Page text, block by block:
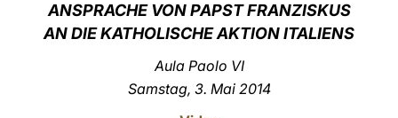
中文
ANSPRACHE VON PAPST FRANZISKUS
AN DIE KATHOLISCHE AKTION ITALIENS
Aula Paolo VI
Samstag, 3. Mai 2014